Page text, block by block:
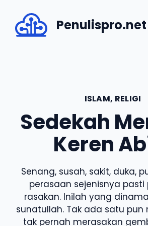
content
Penulispro.net
ISLAM, RELIGI
Sedekah
Keren
Senang, susah, sakit, duka,
perasaan sejenisnya pasti
rasakan. Inilah yang
sunatullah. Tak ada satu
tak pernah merasakan